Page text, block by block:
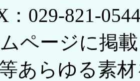
029-821-
ページに掲
あらゆる素